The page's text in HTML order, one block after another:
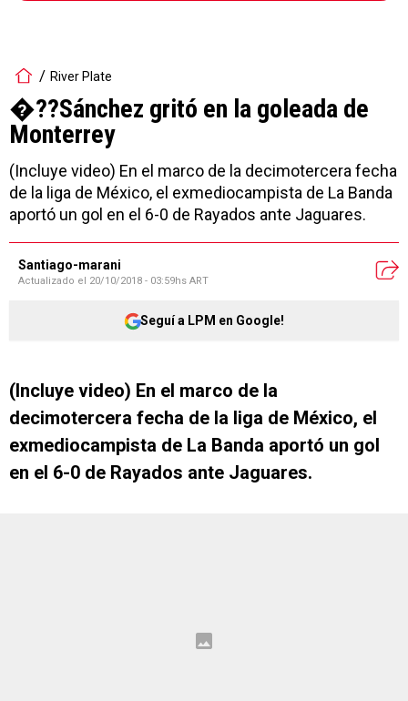
River Plate
�??Sánchez gritó en la goleada de
Monterrey
(Incluye video) En el marco de la decimotercera fecha
de la liga de México, el exmediocampista de La Banda
aportó un gol en el 6-0 de Rayados ante Jaguares.
Santiago-marani
Actualizado el 20/10/2018 - 03:59hs ART
Seguí a LPM en Google!
(Incluye video) En el marco de la
decimotercera fecha de la liga de México, el
exmediocampista de La Banda aportó un gol
en el 6-0 de Rayados ante Jaguares.